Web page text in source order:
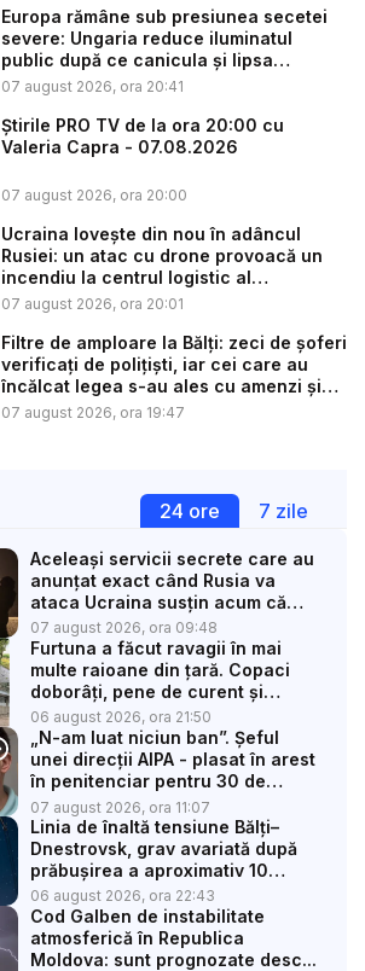
Europa rămâne sub presiunea secetei
severe: Ungaria reduce iluminatul
public după ce canicula și lipsa
precip...
07 august 2026, ora 20:41
Știrile PRO TV de la ora 20:00 cu
Valeria Capra - 07.08.2026
07 august 2026, ora 20:00
Ucraina lovește din nou în adâncul
Rusiei: un atac cu drone provoacă un
incendiu la centrul logistic al
„Amazonu...
07 august 2026, ora 20:01
Filtre de amploare la Bălți: zeci de șoferi
verificați de polițiști, iar cei care au
încălcat legea s-au ales cu amenzi și
s...
07 august 2026, ora 19:47
24 ore 7 zile
Aceleași servicii secrete care au
anunțat exact când Rusia va
ataca Ucraina susțin acum că
Pu...
07 august 2026, ora 09:48
Furtuna a făcut ravagii în mai
multe raioane din țară. Copaci
doborâți, pene de curent și
trafi...
06 august 2026, ora 21:50
„N-am luat niciun ban”. Șeful
unei direcții AIPA - plasat în arest
în penitenciar pentru 30 de
zile:...
07 august 2026, ora 11:07
Linia de înaltă tensiune Bălți–
Dnestrovsk, grav avariată după
prăbușirea a aproximativ 10
pilo...
06 august 2026, ora 22:43
Cod Galben de instabilitate
atmosferică în Republica
Moldova: sunt prognozate desc...